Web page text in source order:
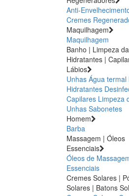
Anti-
Cremes
Maquilhagem
Maquilhagem
Banho | Limpeza
Hidratantes |
Lábios
Unhas Água termal
Hidratantes
Capilares Limpeza
Unhas Sabonetes
Homem
Barba
Massagem | Óleos
Essenciais
Óleos de
Essenciais
Cremes Solares |
Solares | Batons